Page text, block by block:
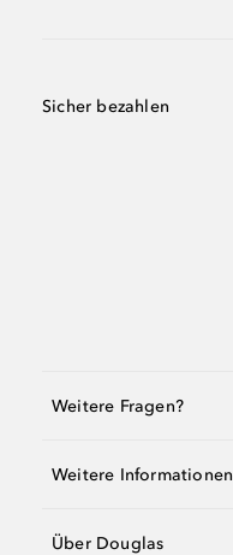
Sicher bezahlen
Weitere Fragen?
Weitere Informationen
Über Douglas